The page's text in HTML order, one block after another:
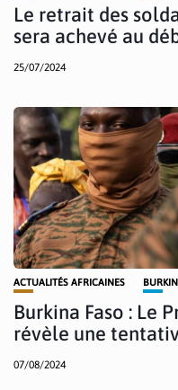
Le retrait des
sera achevé au
25/07/2024
ACTUALITÉS AFRICAINES
Burkina Faso : Le
révèle une
07/08/2024